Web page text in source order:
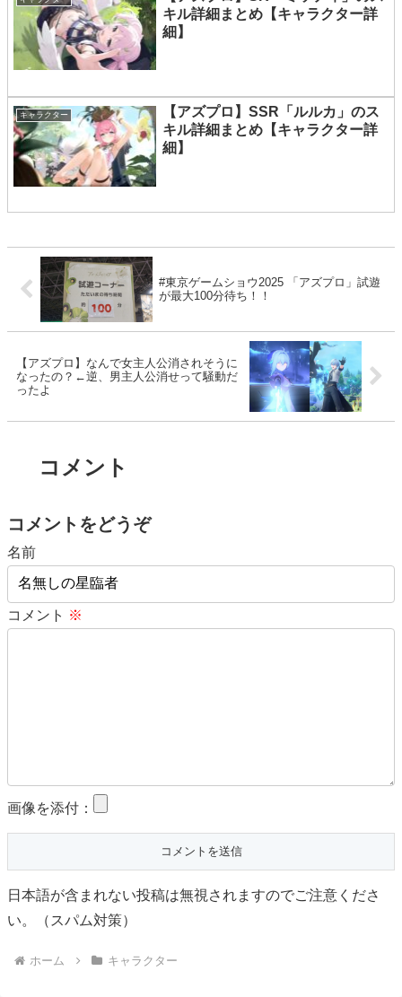
キル詳細まとめ【キャラクター詳
細】
キャラクター
【アズプロ】SSR「ルルカ」のス
キル詳細まとめ【キャラクター詳
細】
#東京ゲームショウ2025 「アズプロ」試遊
が最大100分待ち！！
【アズプロ】なんで女主人公消されそうに
なったの？←逆、男主人公消せって騒動だ
ったよ
コメント
コメントをどうぞ
名前
コメント ※
画像を添付：
日本語が含まれない投稿は無視されますのでご注意くださ
い。（スパム対策）
ホーム キャラクター